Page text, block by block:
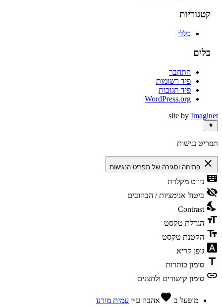
קטגוריות
כללי
כלים
התחבר
פיד רשומות
פיד תגובות
WordPress.org
site by Imaginet
תפריט נגישות
close פתיחה וסגירה של תפריט הנגישות
keyboard ניווט מקלדת
visibility_off ביטול אנימציות / הבהובים
nights_stay
Contrast
format_size הגדלת טקסט
text_fields הקטנת טקסט
font_download גופן קריא
title סימון כותרות
link סימון קישורים ולחצנים
מופעל ב favoriteאהבה ע״י עמית מורנו